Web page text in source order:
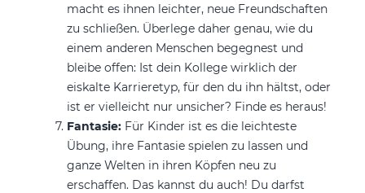
macht es ihnen leichter, neue Freundschaften
zu schließen. Überlege daher genau, wie du
einem anderen Menschen begegnest und
bleibe offen: Ist dein Kollege wirklich der
eiskalte Karrieretyp, für den du ihn hältst, oder
ist er vielleicht nur unsicher? Finde es heraus!
Fantasie:Für Kinder ist es die leichteste
Übung, ihre Fantasie spielen zu lassen und
ganze Welten in ihren Köpfen neu zu
erschaffen. Das kannst du auch! Du darfst